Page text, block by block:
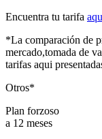
Encuentra tu tarifa
*La comparación de
mercado,tomada de
tarifas aqui
Otros*
Plan forzoso
a 12 meses